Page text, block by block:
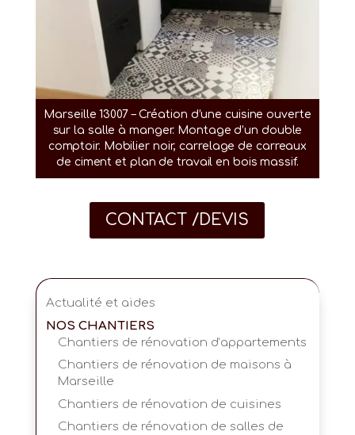
Marseille 13007 – Création d’une cuisine ouverte
sur la salle à manger. Montage d’un double
comptoir. Mobilier noir, carrelage de carreaux
de ciment et plan de travail en bois massif.
CONTACT /DEVIS
Actualité et aides
NOS CHANTIERS
Chantiers de rénovation d’appartements
Chantiers de rénovation de maisons à
Marseille
Chantiers de rénovation de cuisines
Chantiers de rénovation de salles de